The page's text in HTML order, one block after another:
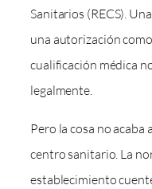
Sanitarios (RECS).
una autorización
cualificación médica
legalmente.
Pero la cosa no
centro sanitario. La
establecimiento